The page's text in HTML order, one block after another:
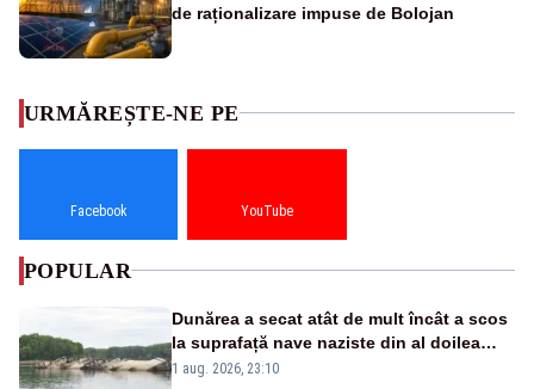
de raționalizare impuse de Bolojan
URMĂREȘTE-NE PE
Facebook YouTube
POPULAR
Dunărea a secat atât de mult încât a scos
la suprafață nave naziste din al doilea
război mondial
1 aug. 2026, 23:10